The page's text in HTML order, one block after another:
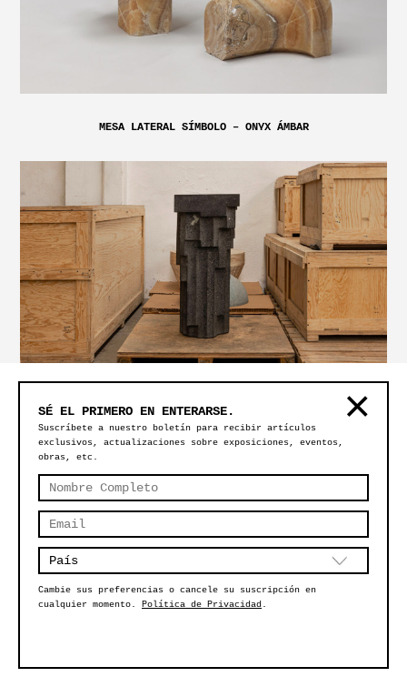
MESA LATERAL SÍMBOLO – ONYX ÁMBAR
MESA ALTAR #7 – RECINTO
SÉ EL PRIMERO EN ENTERARSE.
Suscríbete a nuestro boletín para recibir artículos
exclusivos, actualizaciones sobre exposiciones, eventos,
obras, etc.
Cambie sus preferencias o cancele su suscripción en
cualquier momento. Política de Privacidad .